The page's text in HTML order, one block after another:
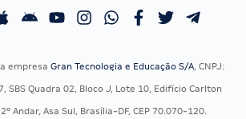
Calendário OAB
empresa Gran Tecnologia e Educação S/A, CNPJ:
SBS Quadra 02, Bloco J, Lote 10, Edifício Carlton
Andar, Asa Sul, Brasília-DF, CEP 70.070-120.